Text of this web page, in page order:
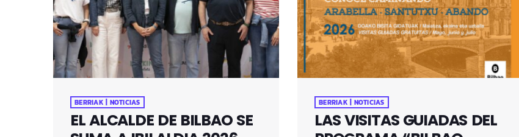
BERRIAK | NOTICIAS
EL ALCALDE DE BILBAO SE
BERRIAK | NOTICIAS
LAS VISITAS GUIADAS DEL